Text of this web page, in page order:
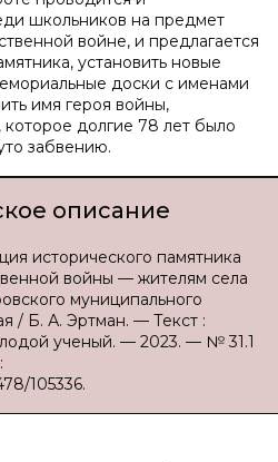
школьников на предмет
войне, и предлагается
установить новые
доски с именами
имя героя войны,
долгие 78 лет было
забвению.
описание
исторического памятника
войны — жителям села
муниципального
/ Б. А. Эртман. — Текст :
ученый. — 2023. — № 31.1
105336.